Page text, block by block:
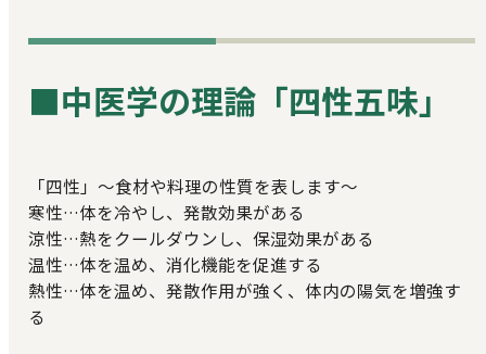
■中医学の理論「四性五味」
「四性」～食材や料理の性質を表します～
寒性…体を冷やし、発散効果がある
涼性…熱をクールダウンし、保湿効果がある
温性…体を温め、消化機能を促進する
熱性…体を温め、発散作用が強く、体内の陽気を増強す
る